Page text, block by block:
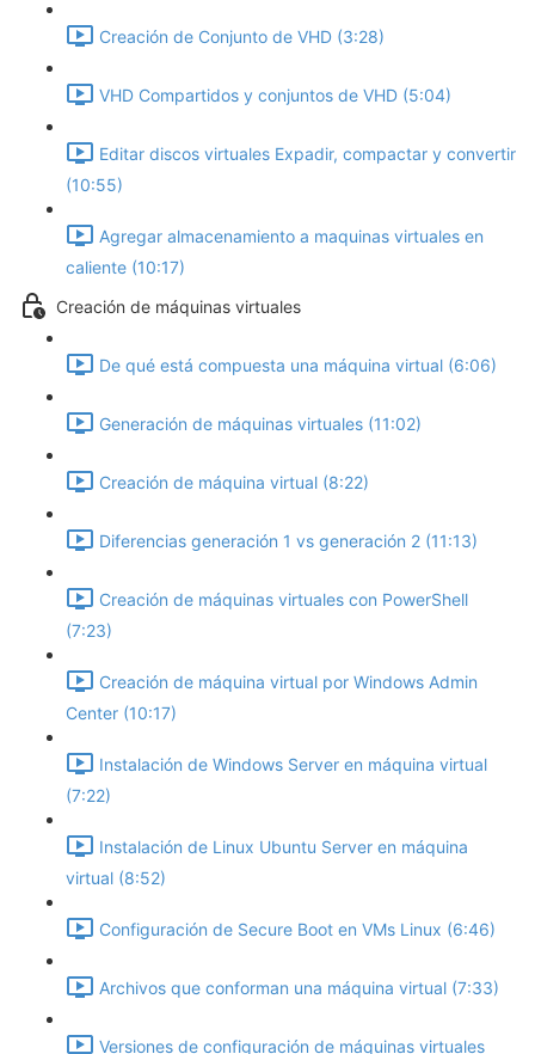
Creación de Conjunto de VHD (3:28)
VHD Compartidos y conjuntos de VHD (5:04)
Editar discos virtuales Expadir, compactar y convertir
(10:55)
Agregar almacenamiento a maquinas virtuales en
caliente (10:17)
Creación de máquinas virtuales
De qué está compuesta una máquina virtual (6:06)
Generación de máquinas virtuales (11:02)
Creación de máquina virtual (8:22)
Diferencias generación 1 vs generación 2 (11:13)
Creación de máquinas virtuales con PowerShell
(7:23)
Creación de máquina virtual por Windows Admin
Center (10:17)
Instalación de Windows Server en máquina virtual
(7:22)
Instalación de Linux Ubuntu Server en máquina
virtual (8:52)
Configuración de Secure Boot en VMs Linux (6:46)
Archivos que conforman una máquina virtual (7:33)
Versiones de configuración de máquinas virtuales